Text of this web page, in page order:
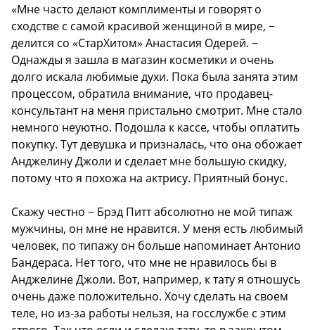
«Мне часто делают комплименты и говорят о
сходстве с самой красивой женщиной в мире, −
делится со «СтарХитом» Анастасия Одерей. −
Однажды я зашла в магазин косметики и очень
долго искала любимые духи. Пока была занята этим
процессом, обратила внимание, что продавец-
консультант на меня пристально смотрит. Мне стало
немного неуютно. Подошла к кассе, чтобы оплатить
покупку. Тут девушка и призналась, что она обожает
Анджелину Джоли и сделает мне большую скидку,
потому что я похожа на актрису. Приятный бонус.
Скажу честно − Брэд Питт абсолютно не мой типаж
мужчины, он мне не нравится. У меня есть любимый
человек, по типажу он больше напоминает Антонио
Бандераса. Нет того, что мне не нравилось бы в
Анджелине Джоли. Вот, например, к тату я отношусь
очень даже положительно. Хочу сделать на своем
теле, но из-за работы нельзя, на госслужбе с этим